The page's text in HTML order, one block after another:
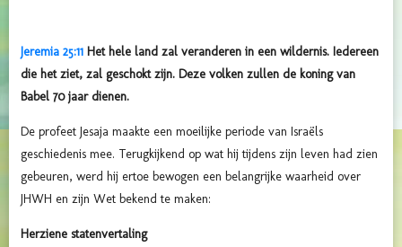
Jeremia 25:11 Het hele land zal veranderen in een wildernis. Iedereen
die het ziet, zal geschokt zijn. Deze volken zullen de koning van
Babel 70 jaar dienen.
De profeet Jesaja maakte een moeilijke periode van Israëls
geschiedenis mee. Terugkijkend op wat hij tijdens zijn leven had zien
gebeuren, werd hij ertoe bewogen een belangrijke waarheid over
JHWH en zijn Wet bekend te maken:
Herziene statenvertaling